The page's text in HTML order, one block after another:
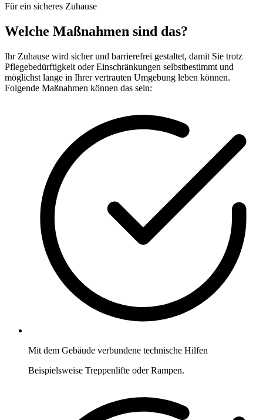
Für ein sicheres Zuhause
Welche Maßnahmen sind das?
Ihr Zuhause wird sicher und barrierefrei gestaltet, damit Sie trotz
Pflegebedürftigkeit oder Einschränkungen selbstbestimmt und
möglichst lange in Ihrer vertrauten Umgebung leben können.
Folgende Maßnahmen können das sein:
Mit dem Gebäude verbundene technische Hilfen
Beispielsweise Treppenlifte oder Rampen.